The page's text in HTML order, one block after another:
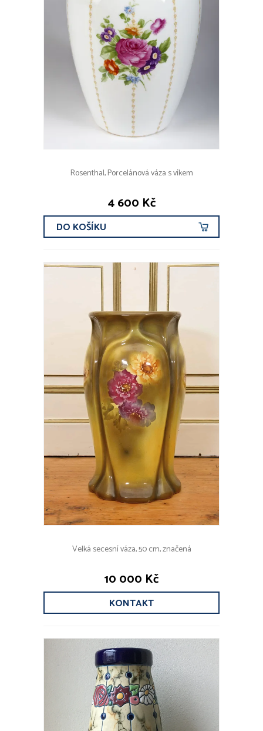
Rosenthal, Porcelánová váza s víkem
4 600 Kč
DO KOŠÍKU
Velká secesní váza, 50 cm, značená
10 000 Kč
KONTAKT